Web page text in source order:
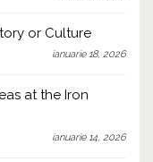
or Culture
ianuarie 18, 2026
at the Iron
ianuarie 14, 2026